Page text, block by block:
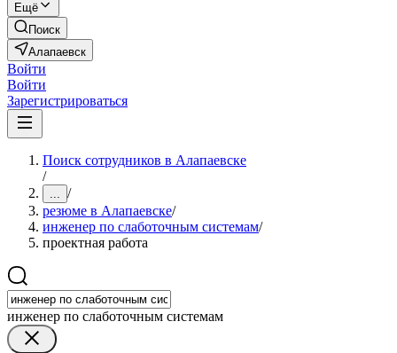
Ещё
Поиск
Алапаевск
Войти
Войти
Зарегистрироваться
Поиск сотрудников в Алапаевске
/
... /
резюме в Алапаевске/
инженер по слаботочным системам/
проектная работа
инженер по слаботочным системам